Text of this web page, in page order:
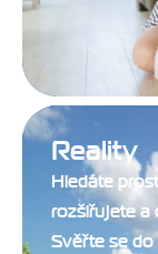
Reality
Hledáte
rozšiřujete a
Svěřte se do